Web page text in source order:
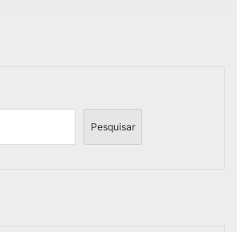
Pesquisar